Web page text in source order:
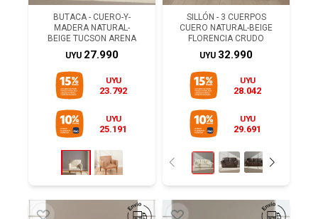
BUTACA - CUERO-Y-
MADERA NATURAL-
BEIGE TUCSON ARENA
UYU 27.990
UYU
23.792
UYU
25.191
SILLÓN - 3 CUERPOS
CUERO NATURAL-BEIGE
FLORENCIA CRUDO
UYU 32.990
UYU
28.042
UYU
29.691